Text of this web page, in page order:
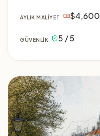
AYLIK MALIYET $4,600
GÜVENLIK 5 / 5
Leiden